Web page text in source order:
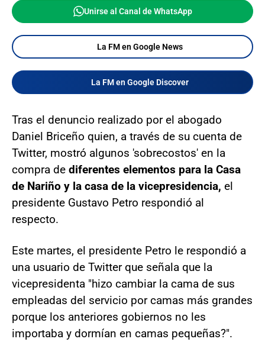
Unirse al Canal de WhatsApp
La FM en Google News
La FM en Google Discover
Tras el denuncio realizado por el abogado
Daniel Briceño quien, a través de su cuenta de
Twitter, mostró algunos 'sobrecostos' en la
compra de diferentes elementos para la Casa
de Nariño y la casa de la vicepresidencia, el
presidente Gustavo Petro respondió al
respecto.
Este martes, el presidente Petro le respondió a
una usuario de Twitter que señala que la
vicepresidenta "hizo cambiar la cama de sus
empleadas del servicio por camas más grandes
porque los anteriores gobiernos no les
importaba y dormían en camas pequeñas?".